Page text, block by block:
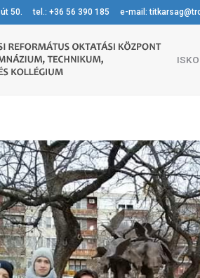
út 50. tel.: +36 56 390 185 e-mail: